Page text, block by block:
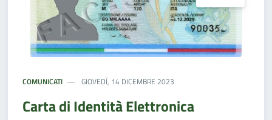
COMUNICATI GIOVEDÌ, 14 DICEMBRE 2023
Carta di Identità Elettronica